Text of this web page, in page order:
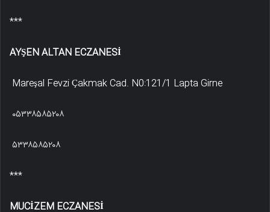
***
AYŞEN ALTAN ECZANESİ
Mareşal Fevzi Çakmak Cad. N0:121/1 Lapta Girne
۰۵۳۳۸۵۸۵۲۰۸
۵۳۳۸۵۸۵۲۰۸
***
MUCİZEM ECZANESİ